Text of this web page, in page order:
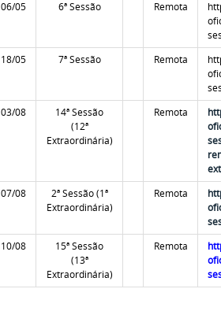
06/05 6ª Sessão Remota
18/05 7ª Sessão Remota
03/08
14ª Sessão
(12ª
Extraordinária)
Remota
07/08
2ª Sessão (1ª
Extraordinária)
Remota
10/08
15ª Sessão
(13ª
Extraordinária)
Remota